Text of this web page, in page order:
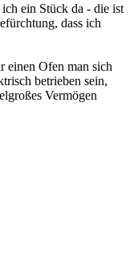
ein Stück da - die ist
dass ich
einen Ofen man sich
betrieben sein,
Vermögen